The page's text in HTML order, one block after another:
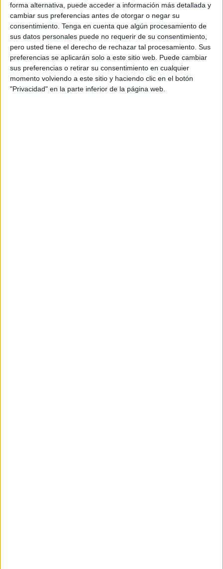
forma alternativa, puede acceder a información más detallada y
cambiar sus preferencias antes de otorgar o negar su
consentimiento. Tenga en cuenta que algún procesamiento de
sus datos personales puede no requerir de su consentimiento,
pero usted tiene el derecho de rechazar tal procesamiento. Sus
preferencias se aplicarán solo a este sitio web. Puede cambiar
sus preferencias o retirar su consentimiento en cualquier
momento volviendo a este sitio y haciendo clic en el botón
"Privacidad" en la parte inferior de la página web.
Asimismo, advierte de que “cada vez, por desgracia, hay
más mujeres con cáncer de mama ymás jóvenes”. Es con
este motivo que laAsociación Ceutí de Mujeres
Mastectomizadasha salido a la calle para visibilizar la
situación.